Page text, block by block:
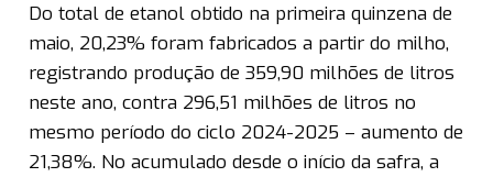
Do total de etanol obtido na primeira quinzena de
maio, 20,23% foram fabricados a partir do milho,
registrando produção de 359,90 milhões de litros
neste ano, contra 296,51 milhões de litros no
mesmo período do ciclo 2024-2025 – aumento de
21,38%. No acumulado desde o início da safra, a